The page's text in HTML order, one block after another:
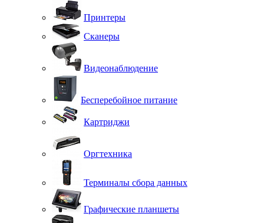
Принтеры
Сканеры
Видеонаблюдение
Бесперебойное питание
Картриджи
Оргтехника
Терминалы сбора данных
Графические планшеты